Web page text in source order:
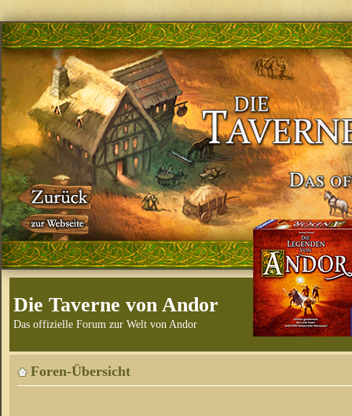
Die Taverne von Andor
Das offizielle Forum zur Welt von Andor
Foren-Übersicht